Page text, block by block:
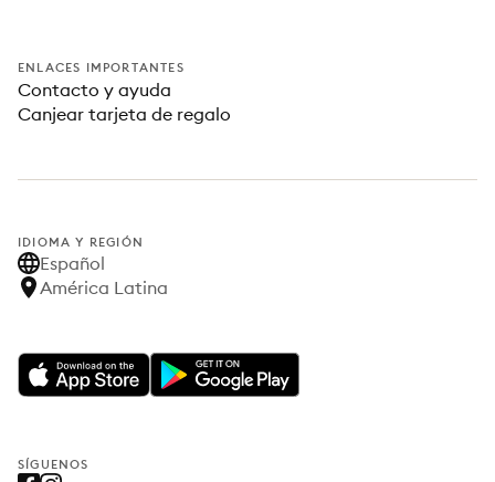
ENLACES IMPORTANTES
Contacto y ayuda
Canjear tarjeta de regalo
IDIOMA Y REGIÓN
Español
América Latina
SÍGUENOS